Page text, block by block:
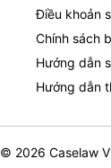
Điều khoản
Chính sách
Hướng dẫn
Hướng dẫn
© 2026 Caselaw